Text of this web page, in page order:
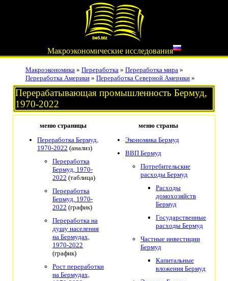
Макроэкономические исследования
Макроэкономика » Переработка » Переработка мира »
Переработка Америки » Переработка Северной Америки »
Перерабатывающая промышленность Бермуд,
1970-2022
меню страницы
меню страны
Переработка Бермуд,
1970-2022 (анализ)
Переработка
Бермуд, 1970-
2022 (таблица)
Переработка
Бермуд, 1970-
2022 (график)
Переработка на
душу населения
на Бермудах,
1970-2022
(график)
Рост переработки
на Бермудах,
Экономика Бермуд
ВВП Бермуд
Потребительские
расходы Бермуд
Расходы
домохозяйств
Бермуд
Государственные
расходы Бермуд
Частные инвестиции
Бермуд
Капитальные
вложения Бермуд